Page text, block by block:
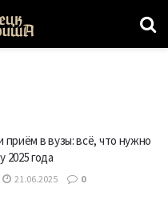
приём в вузы: всё, что нужно
2025 года
21.06.2025 0